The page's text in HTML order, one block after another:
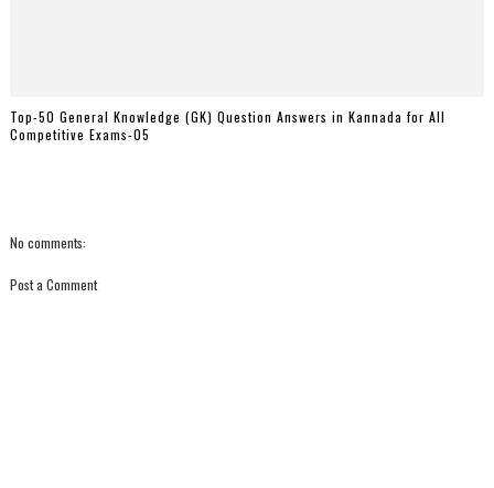
Top-50 General Knowledge (GK) Question Answers in Kannada for All
Competitive Exams-05
No comments:
Post a Comment